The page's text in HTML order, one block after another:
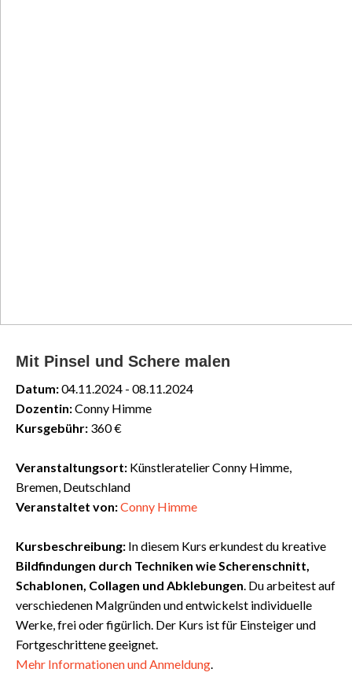
Mit Pinsel und Schere malen
Datum:04.11.2024 - 08.11.2024
Dozentin:Conny Himme
Kursgebühr: 360 €
Veranstaltungsort: Künstleratelier Conny Himme,
Bremen, Deutschland
Veranstaltet von:Conny Himme
Kursbeschreibung: In diesem Kurs erkundest du kreative
Bildfindungen durch Techniken wie Scherenschnitt,
Schablonen, Collagen und Abklebungen. Du arbeitest auf
verschiedenen Malgründen und entwickelst individuelle
Werke, frei oder figürlich. Der Kurs ist für Einsteiger und
Fortgeschrittene geeignet.
Mehr InformationenundAnmeldung.